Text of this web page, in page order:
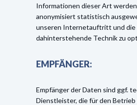
Informationen dieser Art
anonymisiert statistisch
unseren Internetauftritt und die
dahinterstehende Technik zu
EMPFÄNGER:
Empfänger der Daten sind ggf.
Dienstleister, die für den Betrieb